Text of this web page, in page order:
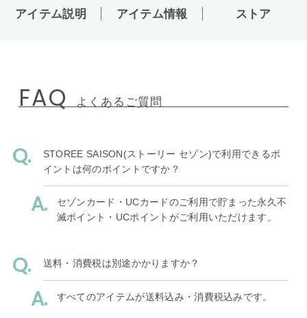
アイテム説明 アイテム情報 ストア
FAQ よくあるご質問
STOREE SAISON(ストーリー セゾン)で利用できるポ
イントは何のポイントですか？
セゾンカード・UCカードのご利用で貯まった永久不
滅ポイント・UCポイントがご利用いただけます。
送料・消費税は別途かかりますか？
すべてのアイテムが送料込み・消費税込みです。